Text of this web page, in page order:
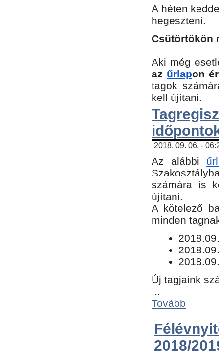
A héten
hegeszteni.
Csütörtökön
Aki még
az űrlapon
tagok
kell újítani.
2018. 09. 06. -
Az alábbi
számára is
újítani.
​A kötelező
minden
Új tagjaink
...
Tovább
2018/